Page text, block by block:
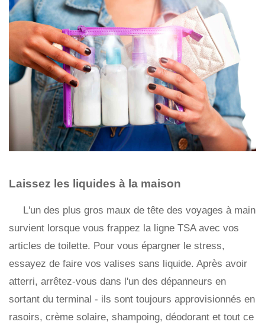
Laissez les liquides à la maison
L'un des plus gros maux de tête des voyages à main
survient lorsque vous frappez la ligne TSA avec vos
articles de toilette. Pour vous épargner le stress,
essayez de faire vos valises sans liquide. Après avoir
atterri, arrêtez-vous dans l'un des dépanneurs en
sortant du terminal - ils sont toujours approvisionnés en
rasoirs, crème solaire, shampoing, déodorant et tout ce